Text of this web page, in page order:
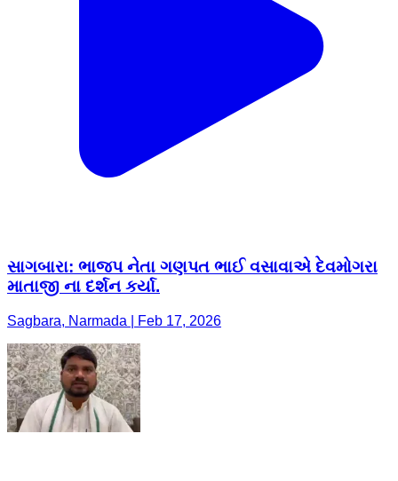
સાગબારા: ભાજપ નેતા ગણપત ભાઈ વસાવાએ દેવમોગરા
માતાજી ના દર્શન કર્યા.
Sagbara, Narmada | Feb 17, 2026